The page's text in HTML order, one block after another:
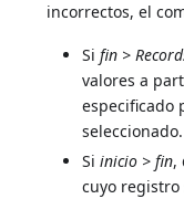
incorrectos, el
Sifin >
valores a
especificado
seleccionado.
Siinicio > fin,
cuyo